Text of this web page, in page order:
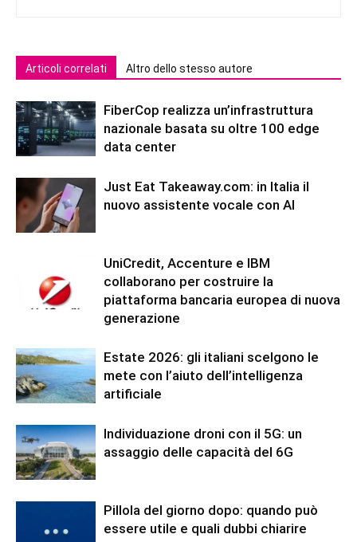
Articoli correlati Altro dello stesso autore
FiberCop realizza un’infrastruttura
nazionale basata su oltre 100 edge
data center
Just Eat Takeaway.com: in Italia il
nuovo assistente vocale con AI
UniCredit, Accenture e IBM
collaborano per costruire la
piattaforma bancaria europea di nuova
generazione
Estate 2026: gli italiani scelgono le
mete con l’aiuto dell’intelligenza
artificiale
Individuazione droni con il 5G: un
assaggio delle capacità del 6G
Pillola del giorno dopo: quando può
essere utile e quali dubbi chiarire